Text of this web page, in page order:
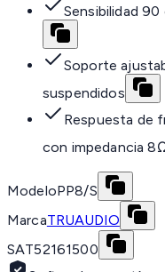
Sensibilidad 90
Soporte
suspendidos
Respuesta de
con impedancia
ModeloPP8/S
MarcaTRUAUDIO
SAT52161500